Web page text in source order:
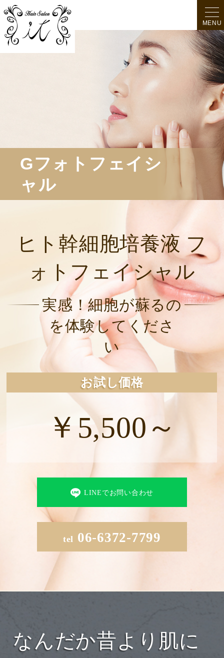
MENU
Gフォトフェイシ
ャル
ヒト幹細胞培養液 フ
ォトフェイシャル
実感！細胞が蘇るの
を体験してくださ
い
お試し価格
￥5,500～
LINEでお問い合わせ
tel 06-6372-7799
なんだか昔より肌に